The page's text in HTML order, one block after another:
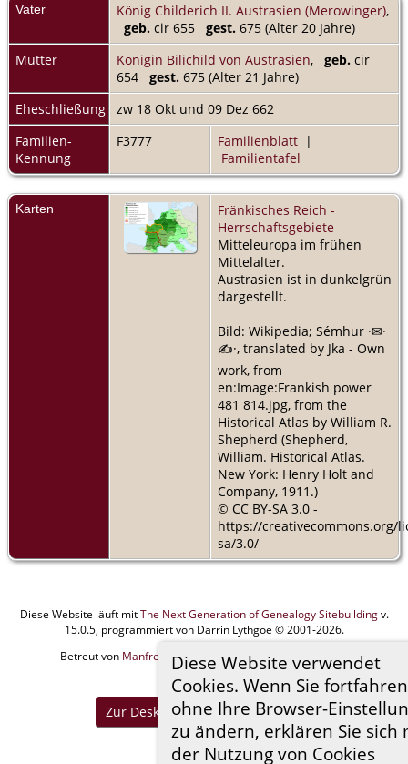
Diese Website verwendet
Cookies. Wenn Sie
ohne Ihre Browser-
zu ändern, erklären Sie sich
der Nutzung von Cookies
Vater König Childerich II. Austrasien (Merowinger),
geb. cir 655 gest. 675 (Alter 20 Jahre)
Mutter
Königin Bilichild von Austrasien, geb. cir
654 gest. 675 (Alter 21 Jahre)
Eheschließung
zw 18 Okt und 09 Dez 662
Familien-
Kennung
F3777 Familienblatt |
Familientafel
Karten
Fränkisches Reich -
Herrschaftsgebiete
Mitteleuropa im frühen
Mittelalter.
Austrasien ist in dunkelgrün
dargestellt.
Bild: Wikipedia; Sémhur ·✉·
✍·, translated by Jka - Own
work, from
en:Image:Frankish power
481 814.jpg, from the
Historical Atlas by William R.
Shepherd (Shepherd,
William. Historical Atlas.
New York: Henry Holt and
Company, 1911.)
© CC BY-SA 3.0 -
https://creativecommons.org/
sa/3.0/
Diese Website läuft mitThe Next Generation of Genealogy Sitebuildingv.
15.0.5, programmiert von Darrin Lythgoe © 2001-2026.
Betreut von Manfred Stammler . |Datenschutzerklärung
Impressum
Zur Desktop-Webseite wechseln